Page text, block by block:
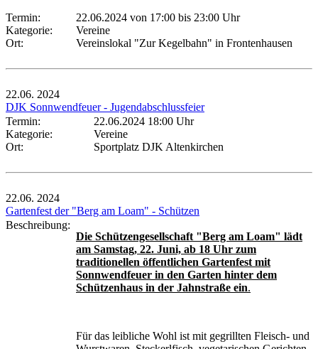
Termin:
22.06.2024 von 17:00 bis 23:00 Uhr
Kategorie:
Vereine
Ort:
Vereinslokal "Zur Kegelbahn" in Frontenhausen
22.06. 2024
DJK Sonnwendfeuer - Jugendabschlussfeier
Termin:
22.06.2024 18:00 Uhr
Kategorie:
Vereine
Ort:
Sportplatz DJK Altenkirchen
22.06. 2024
Gartenfest der "Berg am Loam" - Schützen
Beschreibung:
Die Schützengesellschaft "Berg am Loam" lädt
am Samstag, 22. Juni, ab 18 Uhr zum
traditionellen öffentlichen Gartenfest mit
Sonnwendfeuer in den Garten hinter dem
Schützenhaus in der Jahnstraße ein.
Für das leibliche Wohl ist mit gegrillten Fleisch- und